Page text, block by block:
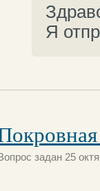
Я
задан 25